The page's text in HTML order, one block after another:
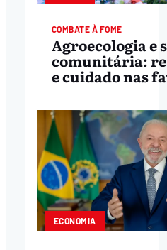
COMBATE À FOME
Agroecologia e
comunitária:
e cuidado nas
ECONOMIA